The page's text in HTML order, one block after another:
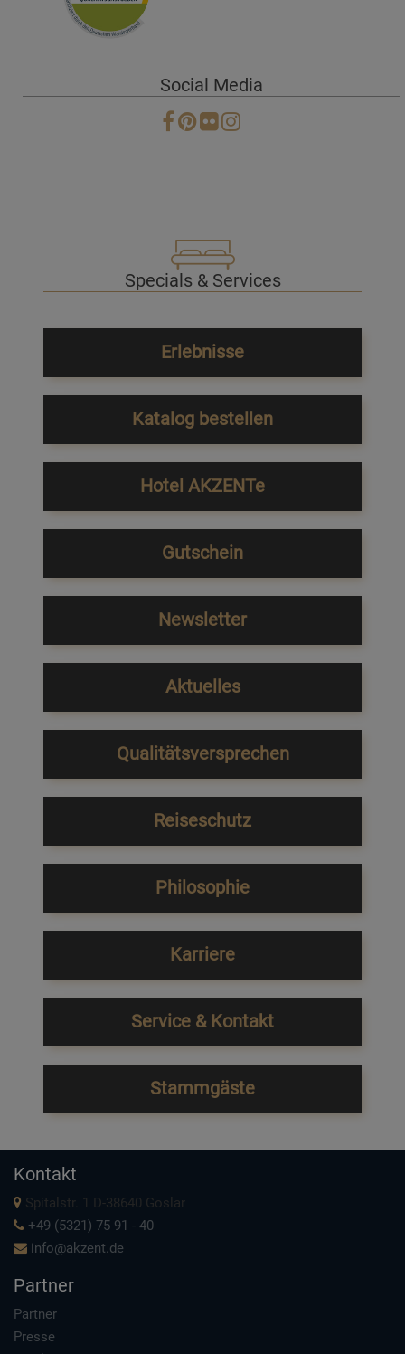
Social Media
Specials & Services
Erlebnisse
Katalog bestellen
Hotel AKZENTe
Gutschein
Newsletter
Aktuelles
Qualitätsversprechen
Reiseschutz
Philosophie
Karriere
Service & Kontakt
Stammgäste
Kontakt
Spitalstr. 1 D-38640 Goslar
+49 (5321) 75 91 - 40
info@akzent.de
Partner
Partner
Presse